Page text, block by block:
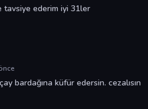
tavsiye ederim iyi 31ler
bardağına küfür edersin. cezalısın